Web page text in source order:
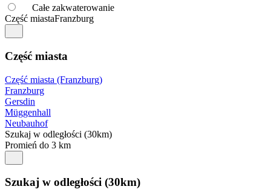
Całe zakwaterowanie
Część miastaFranzburg
Część miasta
Część miasta (Franzburg)
Franzburg
Gersdin
Müggenhall
Neubauhof
Szukaj w odległości (30km)
Promień do 3 km
Szukaj w odległości (30km)